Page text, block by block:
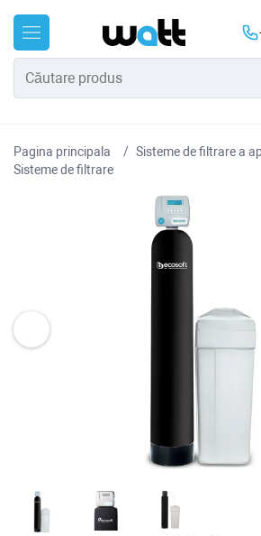
Pagina principala
Sisteme de filtrare a
Sisteme de filtrare